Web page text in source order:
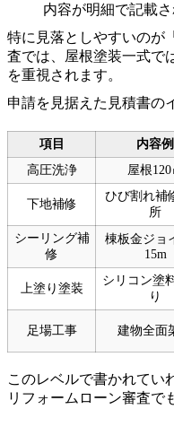
内容が明細で記載
特に見落としやすいのが
査では、屋根塗装一式で
を重視されます。
申請を見据えた見積書の
項目 内容例
高圧洗浄
屋根120
下地補修
ひび割れ補
所
シーリング補
修
棟板金ジョ
15m
上塗り塗装
シリコン塗
り
足場工事 建物全面
このレベルで書かれてい
リフォームローン審査で